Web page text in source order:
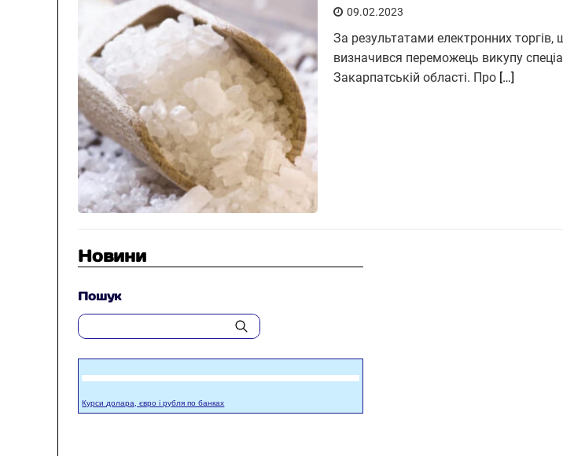
09.02.2023
За результатами електронних
визначився переможець викупу
Закарпатській області. Про […]
Новини
Пошук
Курси долара, євро і рубля по банках